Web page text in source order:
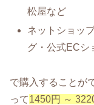
松屋など
ネットショッ
グ・公式ECシ
で購入することが
って1450円 ～